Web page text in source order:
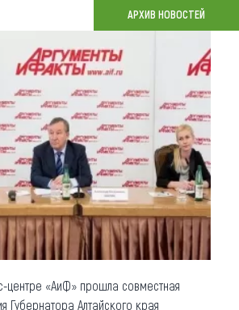
(сувениры)
АРХИВ НОВОСТЕЙ
центре «АиФ» прошла совместная
Губернатора Алтайского края